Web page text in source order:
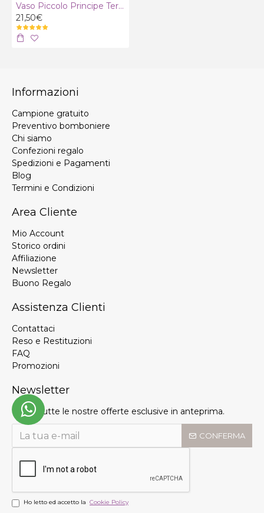
Vaso Piccolo Principe Terra
21,50€
Informazioni
Campione gratuito
Preventivo bomboniere
Chi siamo
Confezioni regalo
Spedizioni e Pagamenti
Blog
Termini e Condizioni
Area Cliente
Mio Account
Storico ordini
Affiliazione
Newsletter
Buono Regalo
Assistenza Clienti
Contattaci
Reso e Restituzioni
FAQ
Promozioni
Newsletter
Ricevi tutte le nostre offerte esclusive in anteprima.
CONFERMA
Ho letto ed accetto la Cookie Policy